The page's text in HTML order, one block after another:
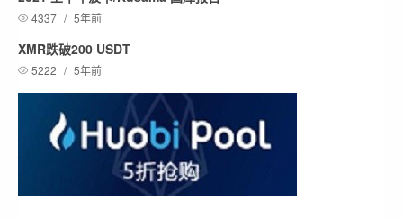
4337 / 5年前
XMR跌破200 USDT
5222 / 5年前